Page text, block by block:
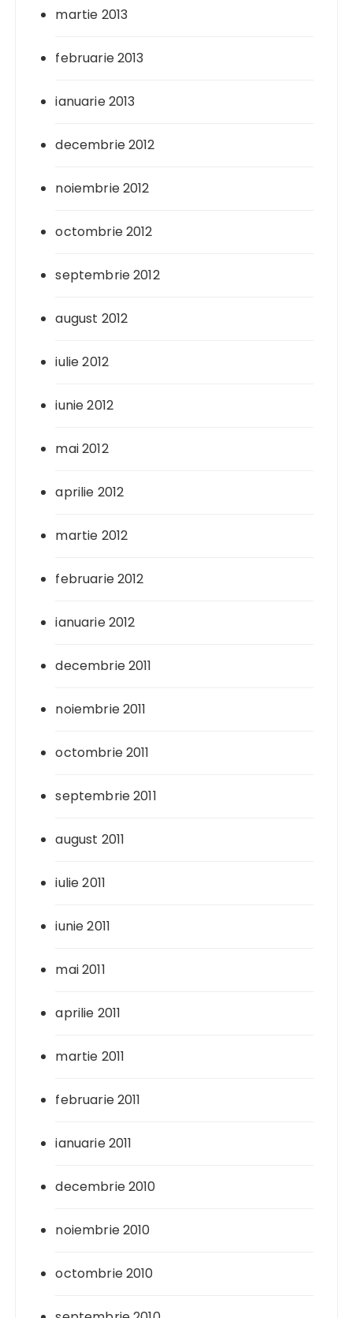
martie 2013
februarie 2013
ianuarie 2013
decembrie 2012
noiembrie 2012
octombrie 2012
septembrie 2012
august 2012
iulie 2012
iunie 2012
mai 2012
aprilie 2012
martie 2012
februarie 2012
ianuarie 2012
decembrie 2011
noiembrie 2011
octombrie 2011
septembrie 2011
august 2011
iulie 2011
iunie 2011
mai 2011
aprilie 2011
martie 2011
februarie 2011
ianuarie 2011
decembrie 2010
noiembrie 2010
octombrie 2010